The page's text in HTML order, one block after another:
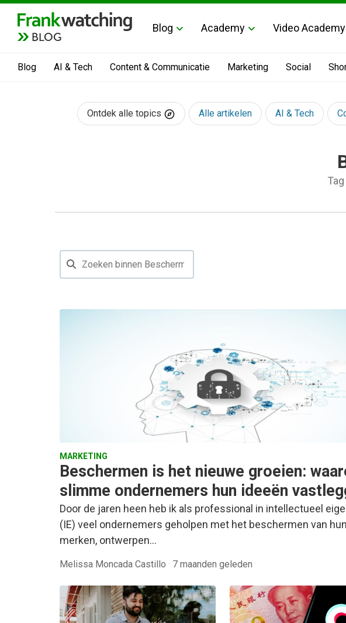
BLOG
Blog Academy Video Academy
Blog AI & Tech Content & Communicatie Marketing Social
Ontdek alle topics Alle artikelen AI & Tech
Tag
MARKETING
Beschermen is het nieuwe groeien:
slimme ondernemers hun ideeën
Door de jaren heen heb ik als professional in intellectueel
(IE) veel ondernemers geholpen met het beschermen van hun
merken, ontwerpen…
Melissa Moncada Castillo · 7 maanden geleden